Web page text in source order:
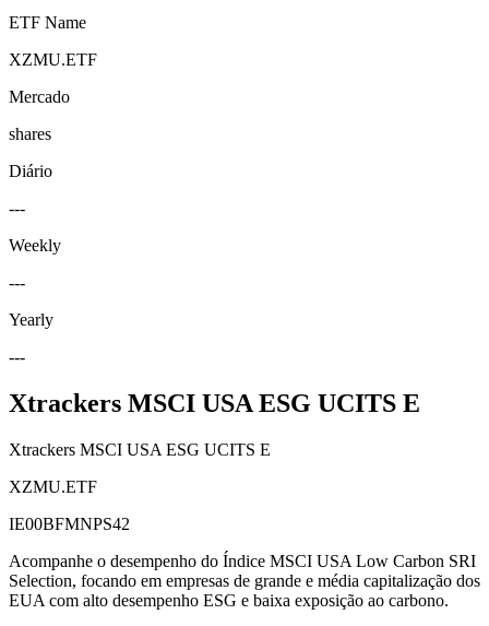
ETF Name
XZMU.ETF
Mercado
shares
Diário
---
Weekly
---
Yearly
---
Xtrackers MSCI USA ESG UCITS E
Xtrackers MSCI USA ESG UCITS E
XZMU.ETF
IE00BFMNPS42
Acompanhe o desempenho do Índice MSCI USA Low Carbon SRI
Selection, focando em empresas de grande e média capitalização dos
EUA com alto desempenho ESG e baixa exposição ao carbono.